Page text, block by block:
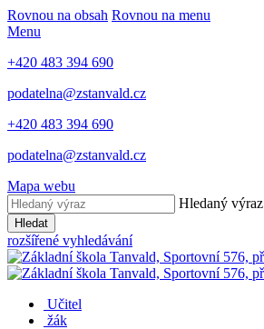
Rovnou na obsah Rovnou na menu
Menu
+420 483 394 690
podatelna@zstanvald.cz
+420 483 394 690
podatelna@zstanvald.cz
Mapa webu
Hledaný výraz
Hledat
rozšířené vyhledávání
Učitel
žák